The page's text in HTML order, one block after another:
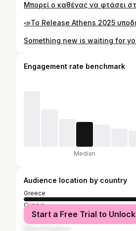
Engagement rate benchmark
Median
Audience location by country
Greece
Cyprus
Germany
Start a Free Trial to Unlock